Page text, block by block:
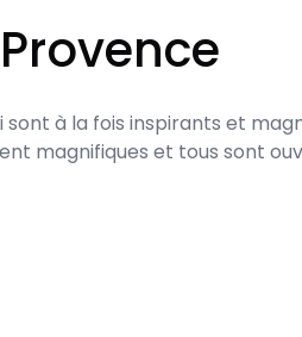
à la fois inspirants et
magnifiques et tous sont